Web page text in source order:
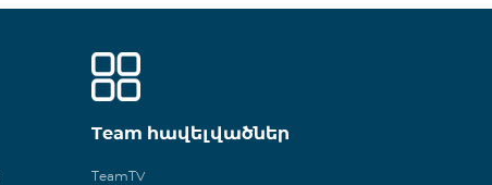
Team հավելվածներ
TeamTV